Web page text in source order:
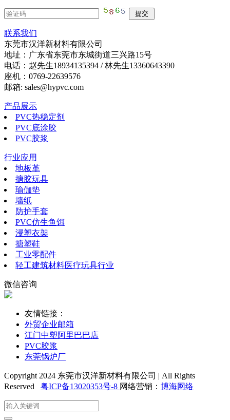
联系我们
东莞市汉洋新材料有限公司
地址：广东省东莞市东城街道三兴路15号
电话：赵先生18934135394 / 林先生13360643390
座机：0769-22639576
邮箱: sales@hypvc.com
产品展示
PVC热稳定剂
PVC底涂胶
PVC胶浆
行业应用
地板革
搪胶玩具
瑜伽垫
墙纸
防护手套
PVC仿生鱼饵
浸塑衣架
搪塑鞋
工业零配件
轻工建筑材料医疗玩具行业
微信咨询
友情链接：
外贸企业邮箱
江门中塑阿里巴巴店
PVC胶浆
东莞锅炉厂
Copyright 2024 东莞市汉洋新材料有限公司 | All Rights
Reserved 粤ICP备13020353号-8 网络营销： 博海网络